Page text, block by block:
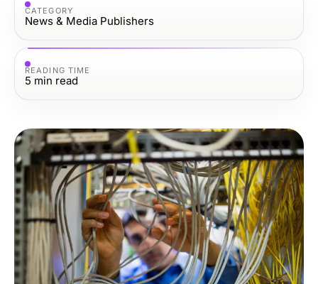
CATEGORY
News & Media Publishers
READING TIME
5 min read